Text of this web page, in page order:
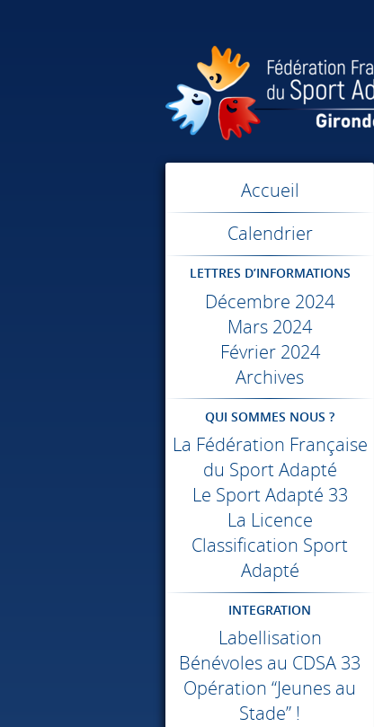
Accueil
Calendrier
LETTRES D’INFORMATIONS
Décembre 2024
Mars 2024
Février 2024
Archives
QUI SOMMES NOUS ?
La Fédération Française
du Sport Adapté
Le Sport Adapté 33
La Licence
Classification Sport
Adapté
INTEGRATION
Labellisation
Bénévoles au CDSA 33
Opération “Jeunes au
Stade” !